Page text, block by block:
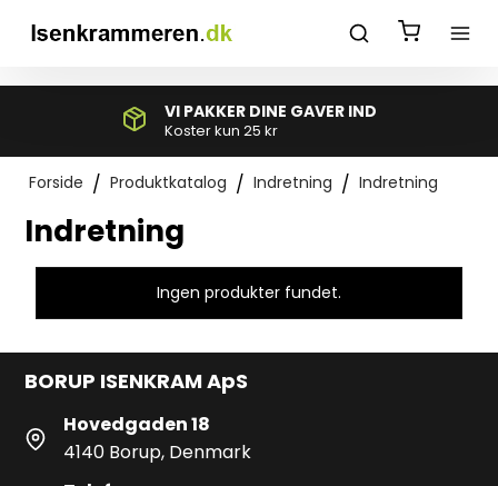
VI PAKKER DINE GAVER IND
Koster kun 25 kr
Forside / Produktkatalog / Indretning / Indretning
Indretning
Ingen produkter fundet.
BORUP ISENKRAM ApS
Hovedgaden 18
4140 Borup, Denmark